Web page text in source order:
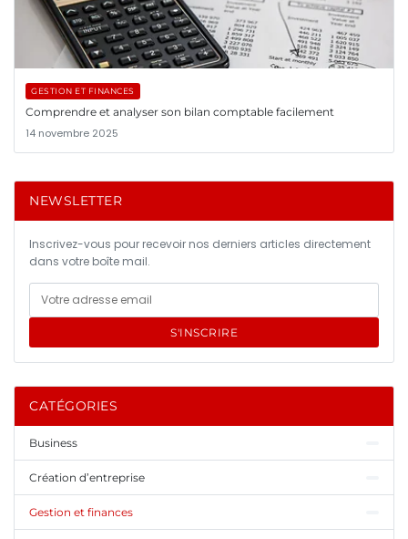
GESTION ET FINANCES
Comprendre et analyser son bilan comptable facilement
14 novembre 2025
NEWSLETTER
Inscrivez-vous pour recevoir nos derniers articles directement
dans votre boîte mail.
S'INSCRIRE
CATÉGORIES
Business
Création d’entreprise
Gestion et finances